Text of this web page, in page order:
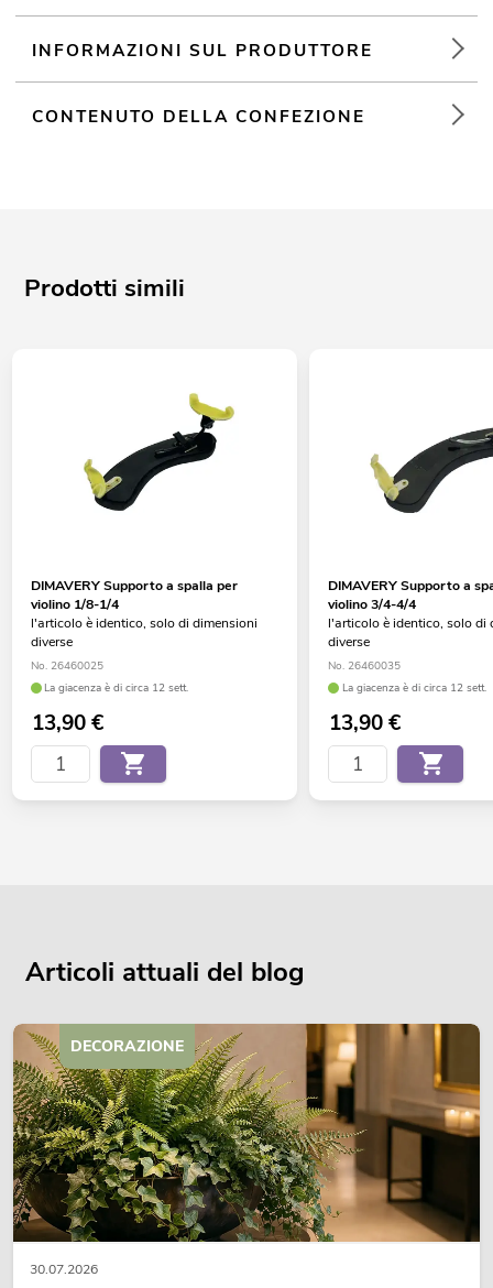
INFORMAZIONI SUL PRODUTTORE
CONTENUTO DELLA CONFEZIONE
Prodotti simili
DIMAVERY Supporto a spalla per
violino 1/8-1/4
l'articolo è identico, solo di dimensioni
diverse
No. 26460025
La giacenza è di circa 12 sett.
13,90€
DIMAVERY Supporto a
violino 3/4-4/4
l'articolo è identico, solo di
diverse
No. 26460035
La giacenza è di circa 12 sett.
13,90€
Articoli attuali del blog
30.07.2026
DECORAZIONE